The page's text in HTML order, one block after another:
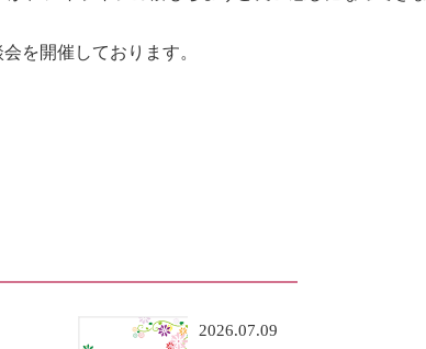
を開催しております。
2026.07.09